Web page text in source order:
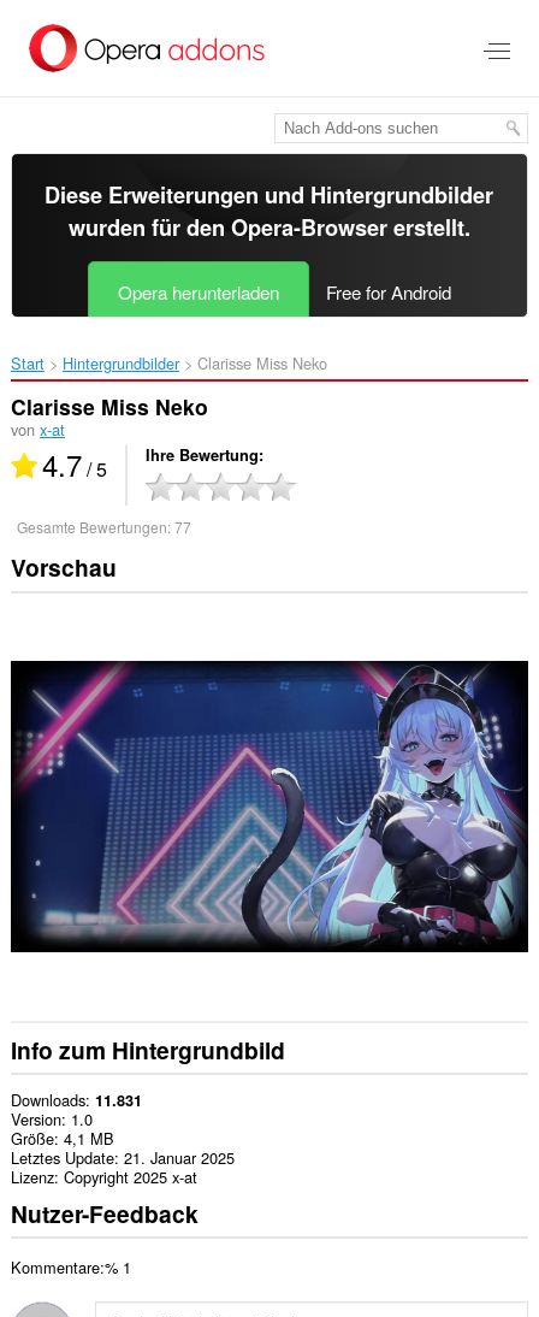
Hauptinhalt
springen
Diese Erweiterungen und Hintergrundbilder
wurden für den Opera-Browsererstellt.
Opera herunterladen Free for Android
Start Hintergrundbilder Clarisse Miss Neko‎
Clarisse Miss Neko
von x-at
4.7/ 5 Ihre Bewertung
Gesamte Bewertungen:77
Vorschau
Info zum Hintergrundbild
Downloads 11.831
Version 1.0
Größe 4,1 MB
Letztes Update 21. Januar 2025
Lizenz Copyright 2025 x-at
Nutzer-Feedback
Kommentare:% 1